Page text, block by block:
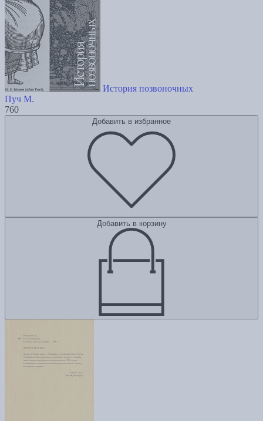
История позвоночных
Пуч М.
760
Добавить в избранное
Добавить в корзину